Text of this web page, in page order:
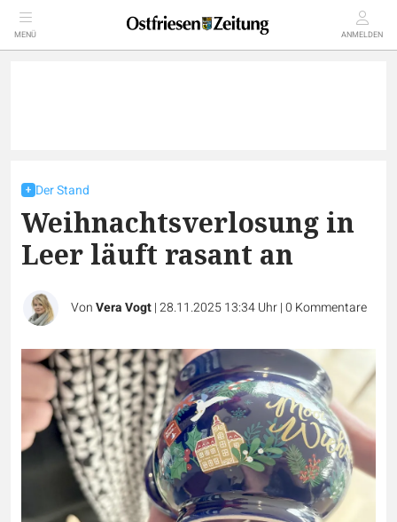
MENÜ ANMELDEN
Der Stand
Weihnachtsverlosung in
Leer läuft rasant an
VonVera Vogt|28.11.2025 13:34 Uhr|0 Kommentare